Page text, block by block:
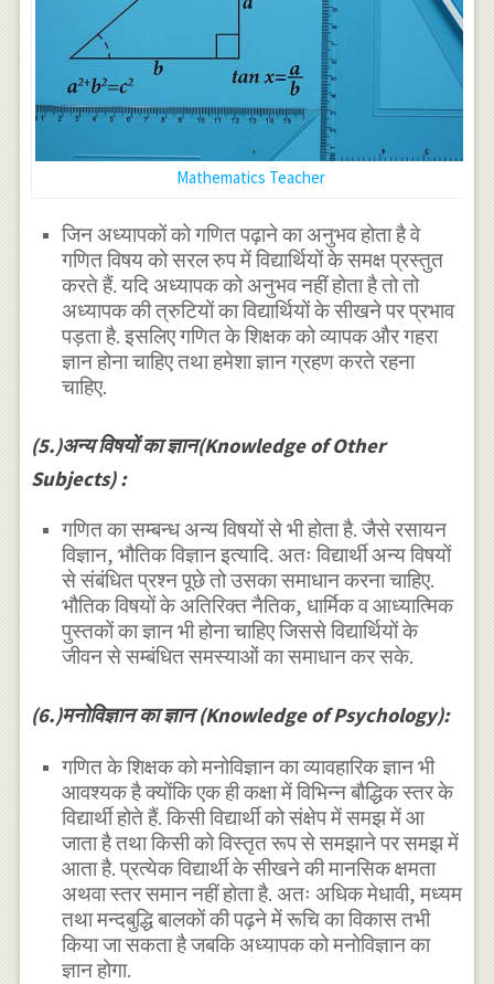
Mathematics Teacher
जिन अध्यापकों को गणित पढ़ाने का अनुभव होता है वे
गणित विषय को सरल रुप में विद्यार्थियों के समक्ष प्रस्तुत
करते हैं. यदि अध्यापक को अनुभव नहीं होता है तो तो
अध्यापक की त्रुटियों का विद्यार्थियों के सीखने पर प्रभाव
पड़ता है. इसलिए गणित के शिक्षक को व्यापक और गहरा
ज्ञान होना चाहिए तथा हमेशा ज्ञान ग्रहण करते रहना
चाहिए.
(5.)अन्य विषयों का ज्ञान(Knowledge of Other
Subjects) :
गणित का सम्बन्ध अन्य विषयों से भी होता है. जैसे रसायन
विज्ञान, भौतिक विज्ञान इत्यादि. अतः विद्यार्थी अन्य विषयों
से संबंधित प्रश्न पूछे तो उसका समाधान करना चाहिए.
भौतिक विषयों के अतिरिक्त नैतिक, धार्मिक व आध्यात्मिक
पुस्तकों का ज्ञान भी होना चाहिए जिससे विद्यार्थियों के
जीवन से सम्बंधित समस्याओं का समाधान कर सके.
(6.)मनोविज्ञान का ज्ञान (Knowledge of Psychology):
गणित के शिक्षक को मनोविज्ञान का व्यावहारिक ज्ञान भी
आवश्यक है क्योंकि एक ही कक्षा में विभिन्न बौद्धिक स्तर के
विद्यार्थी होते हैं. किसी विद्यार्थी को संक्षेप में समझ में आ
जाता है तथा किसी को विस्तृत रूप से समझाने पर समझ में
आता है. प्रत्येक विद्यार्थी के सीखने की मानसिक क्षमता
अथवा स्तर समान नहीं होता है. अतः अधिक मेधावी, मध्यम
तथा मन्दबुद्धि बालकों की पढ़ने में रूचि का विकास तभी
किया जा सकता है जबकि अध्यापक को मनोविज्ञान का
ज्ञान होगा.